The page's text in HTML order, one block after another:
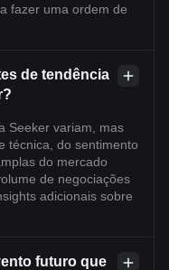
fazer uma ordem de
de tendência
Seeker variam, mas
técnica, do sentimento
do mercado
de negociações
adicionais sobre
futuro que